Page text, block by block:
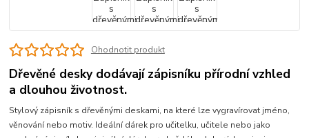
Ohodnotit produkt
Dřevěné desky dodávají zápisníku přírodní vzhled
a dlouhou životnost.
Stylový zápisník s dřevěnými deskami, na které lze vygravírovat jméno,
věnování nebo motiv. Ideální dárek pro učitelku, učitele nebo jako